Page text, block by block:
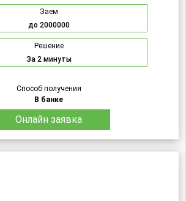
Заем
до 2000000
Решение
За 2 минуты
Способ получения
В банке
Онлайн заявка